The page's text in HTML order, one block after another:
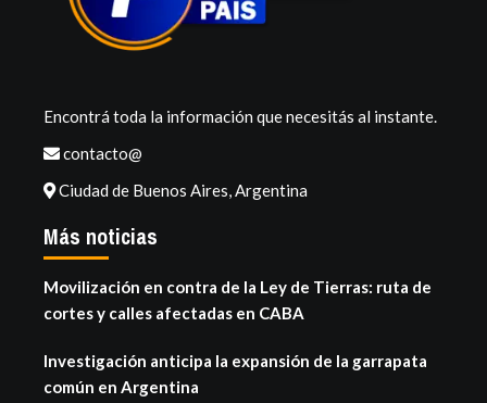
Encontrá toda la información que necesitás al instante.
contacto@
Ciudad de Buenos Aires, Argentina
Más noticias
Movilización en contra de la Ley de Tierras: ruta de
cortes y calles afectadas en CABA
Investigación anticipa la expansión de la garrapata
común en Argentina